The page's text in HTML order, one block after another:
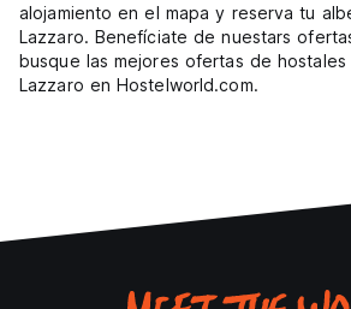
alojamiento en el mapa y reserva tu
Lazzaro. Benefíciate de nuestars
busque las mejores ofertas de
Lazzaro en Hostelworld.com.